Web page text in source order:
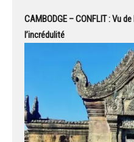
CAMBODGE – CONFLIT : Vu
l’incrédulité